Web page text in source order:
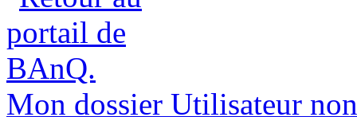
Mon dossier Utilisateur